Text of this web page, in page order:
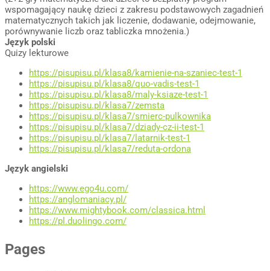
wspomagający naukę dzieci z zakresu podstawowych zagadnień
matematycznych takich jak liczenie, dodawanie, odejmowanie,
porównywanie liczb oraz tabliczka mnożenia.)
Język polski
Quizy lekturowe
https://pisupisu.pl/klasa8/kamienie-na-szaniec-test-1
https://pisupisu.pl/klasa8/quo-vadis-test-1
https://pisupisu.pl/klasa8/maly-ksiaze-test-1
https://pisupisu.pl/klasa7/zemsta
https://pisupisu.pl/klasa7/smierc-pulkownika
https://pisupisu.pl/klasa7/dziady-cz-ii-test-1
https://pisupisu.pl/klasa7/latarnik-test-1
https://pisupisu.pl/klasa7/reduta-ordona
Język angielski
https://www.ego4u.com/
https://anglomaniacy.pl/
https://www.mightybook.com/classica.html
https://pl.duolingo.com/
Pages